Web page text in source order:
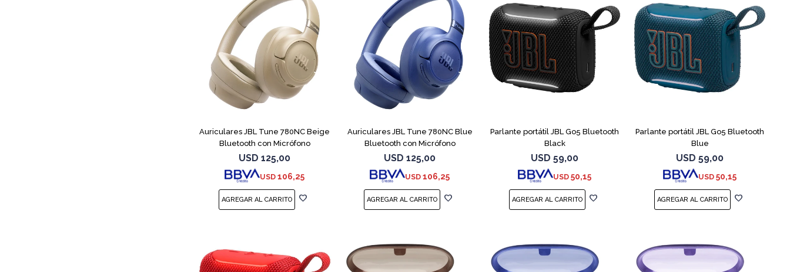
Auriculares JBL Tune 780NC Beige
Bluetooth con Micrófono
USD 125,00
USD 106,25
Auriculares JBL Tune 780NC Blue
Bluetooth con Micrófono
USD 125,00
USD 106,25
Parlante portátil JBL Go5 Bluetooth
Black
USD 59,00
USD 50,15
Parlante portátil JBL Go5 Bluetooth
Blue
USD 59,00
USD 50,15